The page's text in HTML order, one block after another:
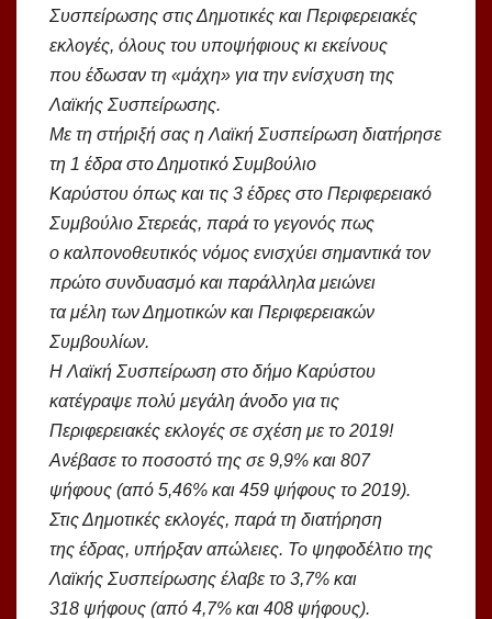
Συσπείρωσης στις Δημοτικές και Περιφερειακές
εκλογές, όλους του υποψήφιους κι εκείνους
που έδωσαν τη «μάχη» για την ενίσχυση της
Λαϊκής Συσπείρωσης.
Με τη στήριξή σας η Λαϊκή Συσπείρωση διατήρησε
τη 1 έδρα στο Δημοτικό Συμβούλιο
Καρύστου όπως και τις 3 έδρες στο Περιφερειακό
Συμβούλιο Στερεάς, παρά το γεγονός πως
ο καλπονοθευτικός νόμος ενισχύει σημαντικά τον
πρώτο συνδυασμό και παράλληλα μειώνει
τα μέλη των Δημοτικών και Περιφερειακών
Συμβουλίων.
Η Λαϊκή Συσπείρωση στο δήμο Καρύστου
κατέγραψε πολύ μεγάλη άνοδο για τις
Περιφερειακές εκλογές σε σχέση με το 2019!
Ανέβασε το ποσοστό της σε 9,9% και 807
ψήφους (από 5,46% και 459 ψήφους το 2019).
Στις Δημοτικές εκλογές, παρά τη διατήρηση
της έδρας, υπήρξαν απώλειες. Το ψηφοδέλτιο της
Λαϊκής Συσπείρωσης έλαβε το 3,7% και
318 ψήφους (από 4,7% και 408 ψήφους).